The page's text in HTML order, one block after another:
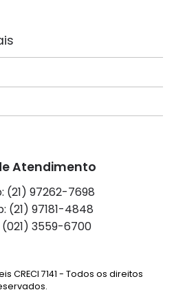
Atendimento
(21) 97262-7698
(21) 97181-4848
3559-6700
CRECI 7141 - Todos os direitos